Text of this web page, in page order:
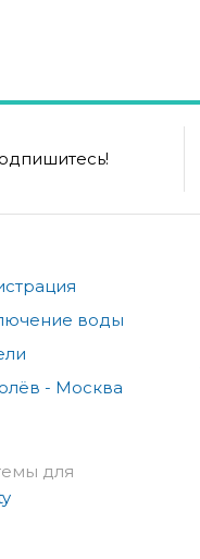
воды
- Москва
для